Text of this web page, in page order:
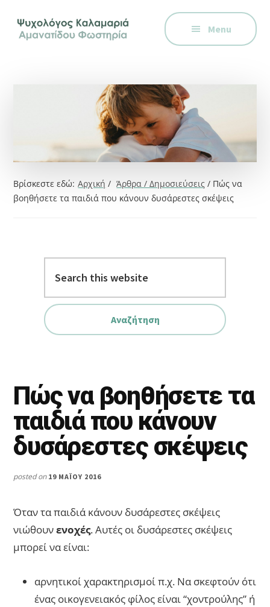
primary
footer
menu
Ψυχολόγος
στην
μέσω
Skype,
Menu
Βρίσκεστε εδώ: Αρχική / Άρθρα / Δημοσιεύσεις / Πώς να
βοηθήσετε τα παιδιά που κάνουν δυσάρεστες σκέψεις
website
Πώς να βοηθήσετε τα
παιδιά που κάνουν
δυσάρεστες σκέψεις
posted on 19 ΜΑΪ́ΟΥ 2016
Όταν τα παιδιά κάνουν δυσάρεστες σκέψεις
νιώθουνενοχές. Αυτές οι δυσάρεστες σκέψεις
μπορεί να είναι:
αρνητικοί χαρακτηρισμοί π.χ. Να σκεφτούν ότι
ένας οικογενειακός φίλος είναι “χοντρούλης” ή